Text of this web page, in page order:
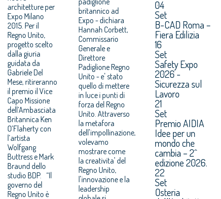
architetture per
Expo Milano
2015. Per il
Regno Unito,
progetto scelto
dalla giuria
guidata da
Gabriele Del
Mese, ritireranno
il premio il Vice
Capo Missione
dell’Ambasciata
Britannica Ken
O’Flaherty con
l’artista
Wolfgang
Buttress e Mark
Braund dello
studio BDP. “Il
governo del
Regno Unito è
britannico ad
Expo - dichiara
Hannah Corbett,
Commissario
Generale e
Direttore
Padiglione Regno
Unito - e' stato
quello di mettere
in luce i punti di
forza del Regno
Unito. Attraverso
la metafora
dell'impollinazione,
volevamo
mostrare come
la creativita' del
Regno Unito,
l'innovazione e la
leadership
04
Set
B-CAD Roma –
Fiera Edilizia
16
Set
Safety Expo
2026 -
Sicurezza sul
Lavoro
21
Set
Premio AIDIA
Idee per un
mondo che
cambia – 2^
edizione 2026.
22
Set
Osteria